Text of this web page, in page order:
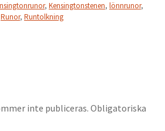
, Kensingtonstenen, lönnrunor,
Runor, Runtolkning
inte publiceras. Obligatoriska